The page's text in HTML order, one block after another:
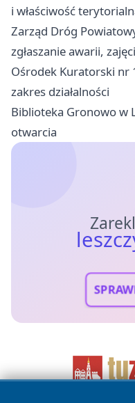
i właściwość
Zarząd Dróg
zgłaszanie awarii,
Ośrodek Kuratorski nr
zakres działalności
Biblioteka Gronowo w
otwarcia